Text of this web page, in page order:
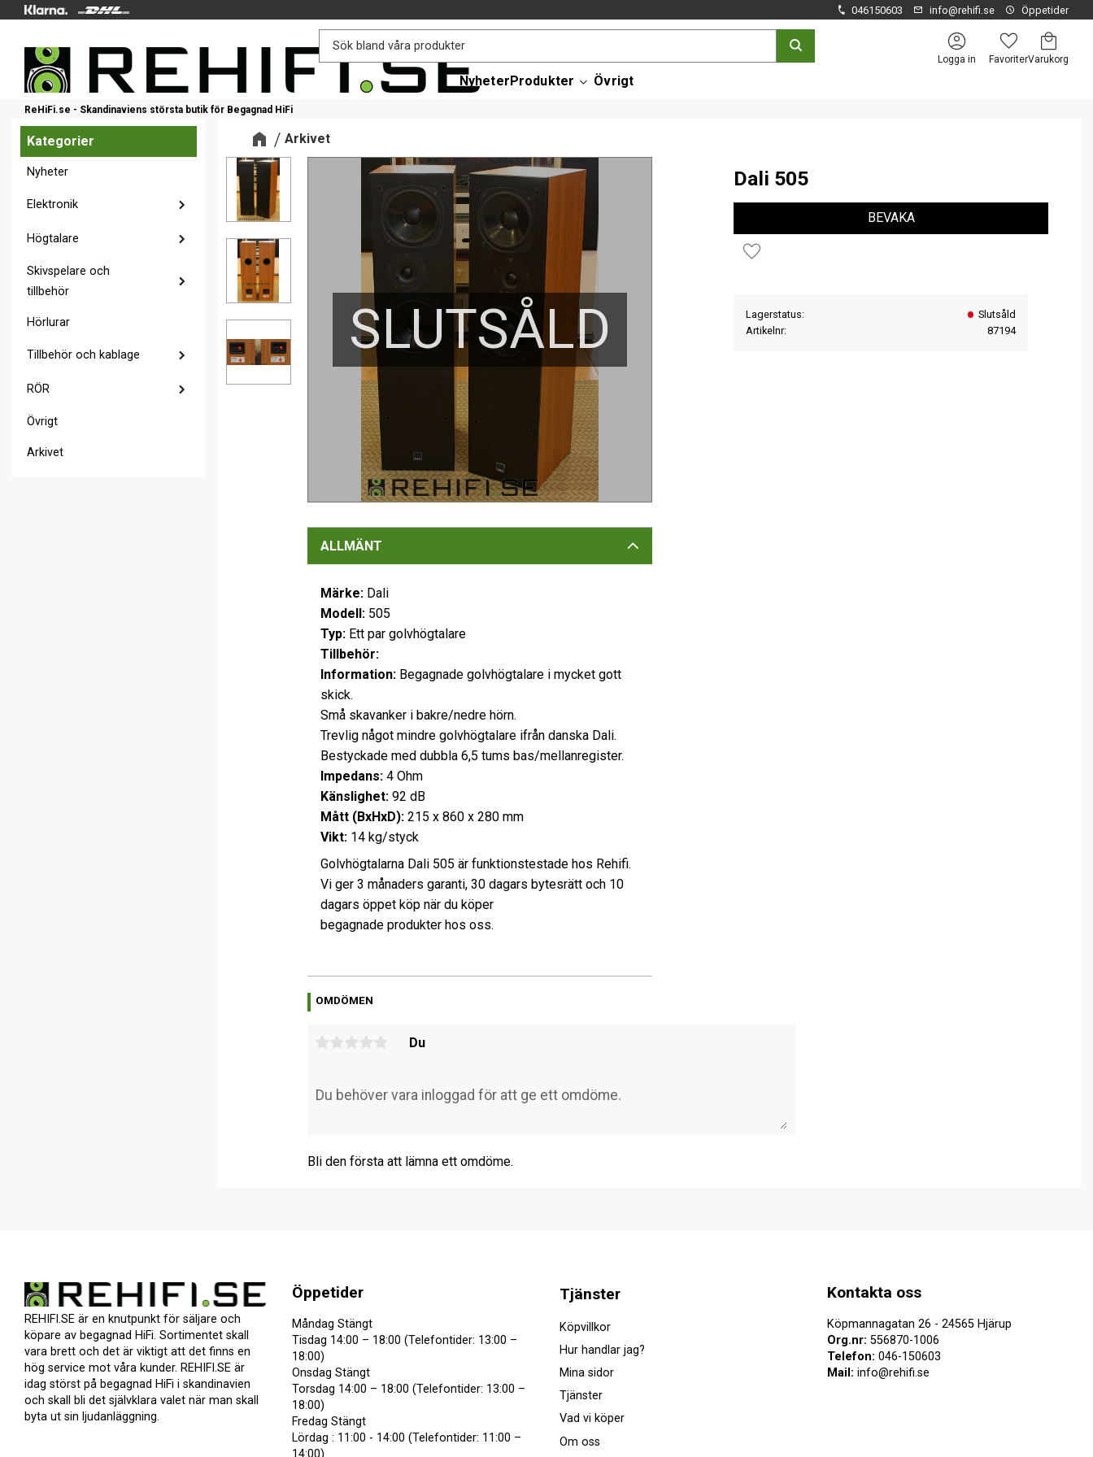
046150603 info@rehifi.se Öppetider
ReHiFi.se - Skandinaviens största butik för Begagnad HiFi
Logga in
Favoriter
Kundvagn
NyheterProdukter Övrigt
Arkivet
Dali 505
SLUTSÅLD
Lägg till i favoriter
BEVAKA
Lagerstatus
Slutsåld
Artikelnr
87194
ALLMÄNT
Märke: Dali
Modell: 505
Typ: Ett par golvhögtalare
Tillbehör:
Information: Begagnade golvhögtalare i mycket gott
skick.
Små skavanker i bakre/nedre hörn.
Trevlig något mindre golvhögtalare ifrån danska Dali.
Bestyckade med dubbla 6,5 tums bas/mellanregister.
Impedans: 4 Ohm
Känslighet: 92 dB
Mått (BxHxD): 215 x 860 x 280 mm
Vikt: 14 kg/styck
Golvhögtalarna Dali 505 är funktionstestade hos Rehifi.
Vi ger 3 månaders garanti, 30 dagars bytesrätt och 10
dagars öppet köp när du köper
begagnade produkter hos oss.
OMDÖMEN
Du
Bli den första att lämna ett omdöme.
Kategorier
Nyheter
Elektronik
Högtalare
Skivspelare och
tillbehör
Hörlurar
Tillbehör och kablage
RÖR
Övrigt
Arkivet
REHIFI.SE är en knutpunkt för säljare och
köpare av begagnad HiFi. Sortimentet skall
vara brett och det är viktigt att det finns en
hög service mot våra kunder. REHIFI.SE är
idag störst på begagnad HiFi i skandinavien
och skall bli det självklara valet när man skall
byta ut sin ljudanläggning.
Öppetider
Måndag Stängt
Tisdag 14:00 – 18:00 (Telefontider: 13:00 –
18:00)
Onsdag Stängt
Torsdag 14:00 – 18:00 (Telefontider: 13:00 –
18:00)
Fredag Stängt
Lördag : 11:00 - 14:00 (Telefontider: 11:00 –
14:00)
Kontakta oss
Köpmannagatan 26 - 24565 Hjärup
Org.nr: 556870-1006
Telefon: 046-150603
Mail: info@rehifi.se
Tjänster
Köpvillkor
Hur handlar jag?
Mina sidor
Tjänster
Vad vi köper
Om oss